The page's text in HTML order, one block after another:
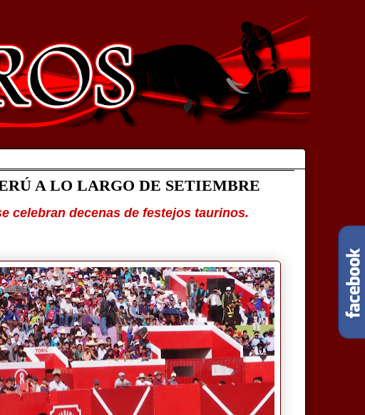
A LO LARGO DE SETIEMBRE
celebran decenas de festejos taurinos.